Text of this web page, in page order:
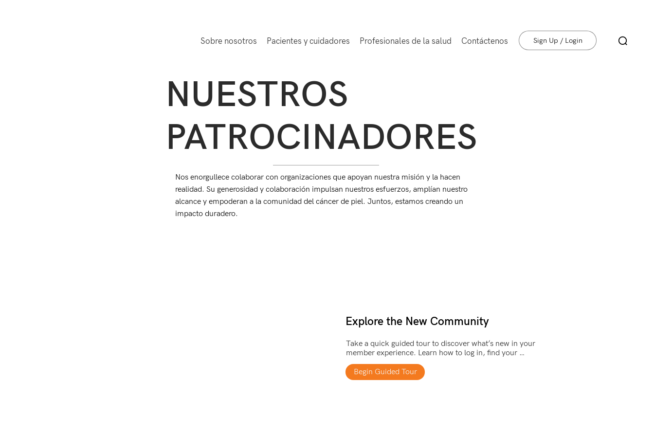
Sobre nosotros Pacientes y cuidadores Profesionales de la salud Contáctenos Sign Up / Login
NUESTROS
PATROCINADORES
Nos enorgullece colaborar con organizaciones que apoyan nuestra misión y la hacen
realidad. Su generosidad y colaboración impulsan nuestros esfuerzos, amplían nuestro
alcance y empoderan a la comunidad del cáncer de piel. Juntos, estamos creando un
impacto duradero.
Explore the New Community
Take a quick guided tour to discover what’s new in your
member experience. Learn how to log in, find your
community dashboard, explore Conversation Centers,
access your account information and settings, and update
your account email.
Begin Guided Tour